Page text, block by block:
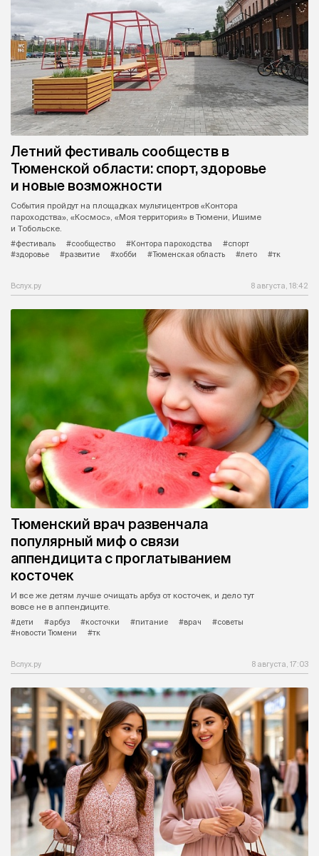
Летний фестиваль сообществ в
Тюменской области: спорт, здоровье
и новые возможности
События пройдут на площадках мультицентров «Контора
пароходства», «Космос», «Моя территория» в Тюмени, Ишиме
и Тобольске.
#фестиваль
#сообщество #Контора пароходства
#спорт
#здоровье
#развитие #хобби #Тюменская область #лето #тк
Вслух.ру 8 августа, 18:42
Тюменский врач развенчала
популярный миф о связи
аппендицита с проглатыванием
косточек
И все же детям лучше очищать арбуз от косточек, и дело тут
вовсе не в аппендиците.
#дети
#арбуз #косточки #питание #врач
#советы
#новости Тюмени
#тк
Вслух.ру 8 августа, 17:03